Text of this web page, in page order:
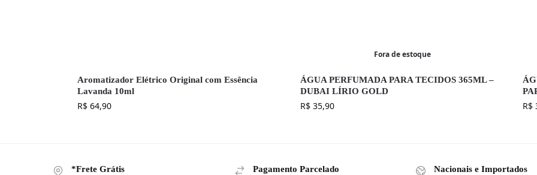
Aromatizador Elétrico Original com Essência
Lavanda 10ml
R$64,90
Fora de estoque
ÁGUA PERFUMADA PARA TECIDOS 365ML –
DUBAI LÍRIO GOLD
R$35,90 R$
*Frete Grátis Pagamento Parcelado Nacionais e Importados